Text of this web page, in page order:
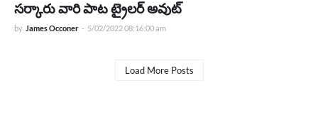
సర్కారు వారి పాట ట్రైలర్ అవుట్
by James Occoner - 5/02/2022 08:16:00 am
Load More Posts